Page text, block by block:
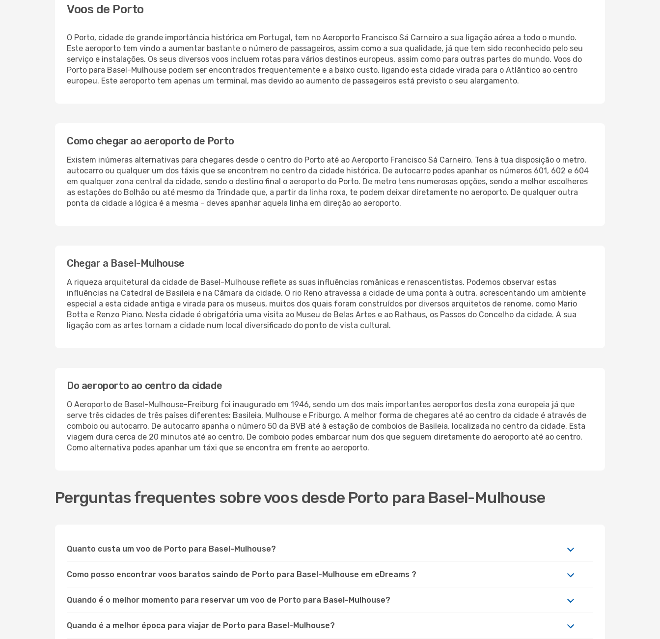
Voos de Porto
O Porto, cidade de grande importância histórica em Portugal, tem no Aeroporto Francisco Sá Carneiro a sua ligação aérea a todo o mundo.
Este aeroporto tem vindo a aumentar bastante o número de passageiros, assim como a sua qualidade, já que tem sido reconhecido pelo seu
serviço e instalações. Os seus diversos voos incluem rotas para vários destinos europeus, assim como para outras partes do mundo. Voos do
Porto para Basel-Mulhouse podem ser encontrados frequentemente e a baixo custo, ligando esta cidade virada para o Atlântico ao centro
europeu. Este aeroporto tem apenas um terminal, mas devido ao aumento de passageiros está previsto o seu alargamento.
Como chegar ao aeroporto de Porto
Existem inúmeras alternativas para chegares desde o centro do Porto até ao Aeroporto Francisco Sá Carneiro. Tens à tua disposição o metro,
autocarro ou qualquer um dos táxis que se encontrem no centro da cidade histórica. De autocarro podes apanhar os números 601, 602 e 604
em qualquer zona central da cidade, sendo o destino final o aeroporto do Porto. De metro tens numerosas opções, sendo a melhor escolheres
as estações do Bolhão ou até mesmo da Trindade que, a partir da linha roxa, te podem deixar diretamente no aeroporto. De qualquer outra
ponta da cidade a lógica é a mesma - deves apanhar aquela linha em direção ao aeroporto.
Chegar a Basel-Mulhouse
A riqueza arquitetural da cidade de Basel-Mulhouse reflete as suas influências românicas e renascentistas. Podemos observar estas
influências na Catedral de Basileia e na Câmara da cidade. O rio Reno atravessa a cidade de uma ponta à outra, acrescentando um ambiente
especial a esta cidade antiga e virada para os museus, muitos dos quais foram construídos por diversos arquitetos de renome, como Mario
Botta e Renzo Piano. Nesta cidade é obrigatória uma visita ao Museu de Belas Artes e ao Rathaus, os Passos do Concelho da cidade. A sua
ligação com as artes tornam a cidade num local diversificado do ponto de vista cultural.
Do aeroporto ao centro da cidade
O Aeroporto de Basel-Mulhouse-Freiburg foi inaugurado em 1946, sendo um dos mais importantes aeroportos desta zona europeia já que
serve três cidades de três países diferentes: Basileia, Mulhouse e Friburgo. A melhor forma de chegares até ao centro da cidade é através de
comboio ou autocarro. De autocarro apanha o número 50 da BVB até à estação de comboios de Basileia, localizada no centro da cidade. Esta
viagem dura cerca de 20 minutos até ao centro. De comboio podes embarcar num dos que seguem diretamente do aeroporto até ao centro.
Como alternativa podes apanhar um táxi que se encontra em frente ao aeroporto.
Perguntas frequentes sobre voos desde Porto para Basel-Mulhouse
Quanto custa um voo de Porto para Basel-Mulhouse?
Como posso encontrar voos baratos saindo de Porto para Basel-Mulhouse em eDreams ?
Quando é o melhor momento para reservar um voo de Porto para Basel-Mulhouse?
Quando é a melhor época para viajar de Porto para Basel-Mulhouse?